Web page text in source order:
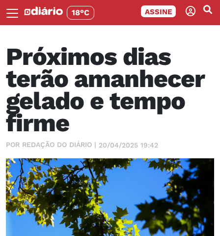
18°C ASSINE
Próximos dias
terão amanhecer
gelado e tempo
firme
POR REDAÇÃO DO DIÁRIO | 20/04/2025 19:42